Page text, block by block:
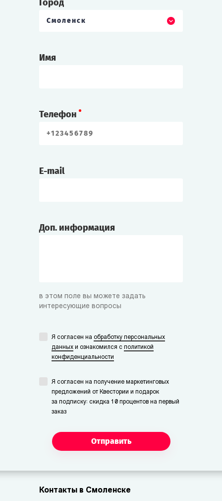
Город
Смоленск
Имя
Телефон
E-mail
Доп. информация
в этом поле вы можете задать
интересующие вопросы
Я согласен на обработку персональных
данных и ознакомился с политикой
конфиденциальности
Я согласен на получение маркетинговых
предложений от Квестории и подарок
за подписку: скидка 10 процентов на первый
заказ
Отправить
Контакты в Смоленске